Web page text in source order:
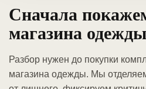
Сначала
магазина одежды
Разбор нужен до покупки
магазина одежды. Мы